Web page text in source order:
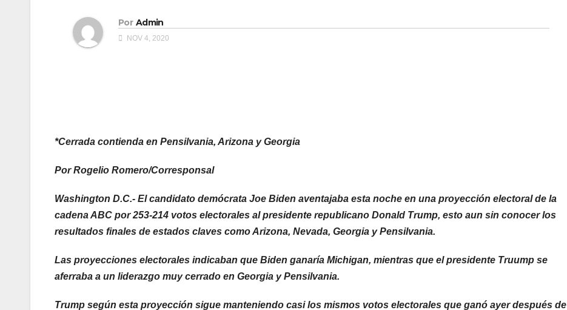
Por Admin
NOV 4, 2020
*Cerrada contienda en Pensilvania, Arizona y Georgia
Por Rogelio Romero/Corresponsal
Washington D.C.- El candidato demócrata Joe Biden aventajaba esta noche en una proyección electoral de la
cadena ABC por 253-214 votos electorales al presidente republicano Donald Trump, esto aun sin conocer los
resultados finales de estados claves como Arizona, Nevada, Georgia y Pensilvania.
Las proyecciones electorales indicaban que Biden ganaría Michigan, mientras que el presidente Truump se
aferraba a un liderazgo muy cerrado en Georgia y Pensilvania.
Trump según esta proyección sigue manteniendo casi los mismos votos electorales que ganó ayer después de